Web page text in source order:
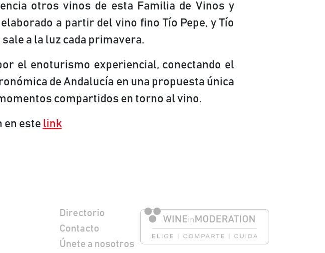
otros vinos de esta Familia de Vinos y
a partir del vino fino Tío Pepe, y Tío
a la luz cada primavera.
el enoturismo experiencial, conectando el
de Andalucía en una propuesta única
compartidos en torno al vino.
en este link
Contacto Pie de página
Directorio
Contacto
Únete a nosotros